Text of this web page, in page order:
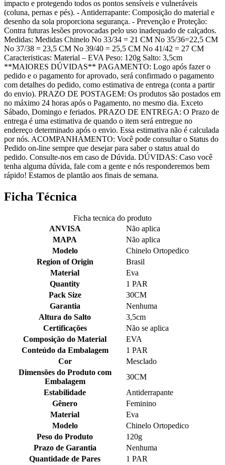
impacto e protegendo todos os pontos sensíveis e vulneráveis
(coluna, pernas e pés). - Antiderrapante: Composição do material e
desenho da sola proporciona segurança. - Prevenção e Proteção:
Contra futuras lesões provocadas pelo uso inadequado de calçados.
Medidas: Medidas Chinelo No 33/34 = 21 CM No 35/36=22,5 CM
No 37/38 = 23,5 CM No 39/40 = 25,5 CM No 41/42 = 27 CM
Caracteristicas: Material – EVA Peso: 120g Salto: 3,5cm
**MAIORES DÚVIDAS** PAGAMENTO: Logo após fazer o
pedido e o pagamento for aprovado, será confirmado o pagamento
com detalhes do pedido, como estimativa de entrega (conta a partir
do envio). PRAZO DE POSTAGEM: Os produtos são postados em
no máximo 24 horas após o Pagamento, no mesmo dia. Exceto
Sábado, Domingo e feriados. PRAZO DE ENTREGA: O Prazo de
entrega é uma estimativa de quando o item será entregue no
endereço determinado após o envio. Essa estimativa não é calculada
por nós. ACOMPANHAMENTO: Você pode consultar o Status do
Pedido on-line sempre que desejar para saber o status atual do
pedido. Consulte-nos em caso de Dúvida. DÚVIDAS: Caso você
tenha alguma dúvida, fale com a gente e nós responderemos bem
rápido! Estamos de plantão aos finais de semana.
Ficha Técnica
Ficha tecnica do produto
ANVISA
Não aplica
MAPA
Não aplica
Modelo
Chinelo Ortopedico
Region of Origin
Brasil
Material
Eva
Quantity
1 PAR
Pack Size
30CM
Garantia
Nenhuma
Altura do Salto
3,5cm
Certificações
Não se aplica
Composição do Material
EVA
Conteúdo da Embalagem
1 PAR
Cor
Mesclado
Dimensões do Produto com
Embalagem
30CM
Estabilidade
Antiderrapante
Gênero
Feminino
Material
Eva
Modelo
Chinelo Ortopedico
Peso do Produto
120g
Prazo de Garantia
Nenhuma
Quantidade de Pares
1 PAR